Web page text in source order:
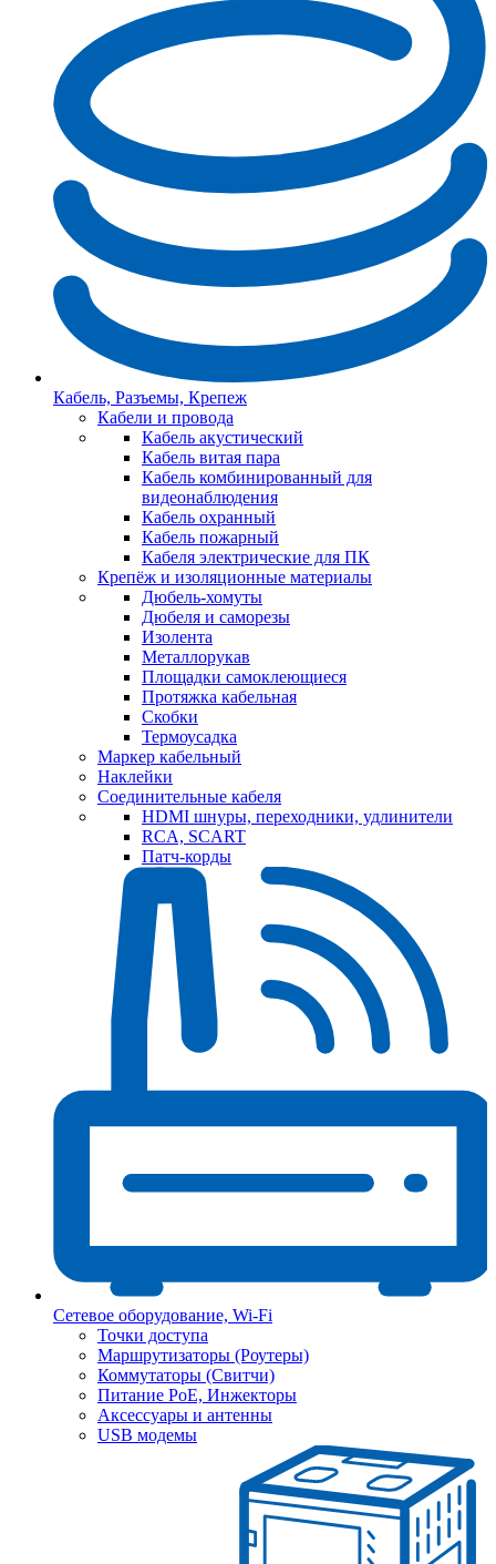
Кабель, Разъемы, Крепеж
Кабели и провода
Кабель акустический
Кабель витая пара
Кабель комбинированный для
видеонаблюдения
Кабель охранный
Кабель пожарный
Кабеля электрические для ПК
Крепёж и изоляционные материалы
Дюбель-хомуты
Дюбеля и саморезы
Изолента
Металлорукав
Площадки самоклеющиеся
Протяжка кабельная
Скобки
Термоусадка
Маркер кабельный
Наклейки
Соединительные кабеля
HDMI шнуры, переходники, удлинители
RCA, SCART
Патч-корды
Сетевое оборудование, Wi-Fi
Точки доступа
Маршрутизаторы (Роутеры)
Коммутаторы (Свитчи)
Питание PoE, Инжекторы
Аксессуары и антенны
USB модемы